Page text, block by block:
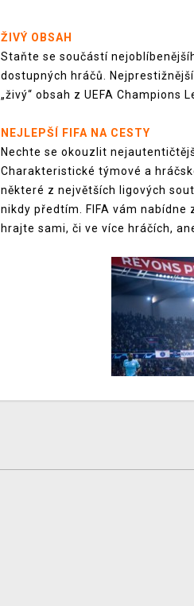
ŽIVÝ OBSAH
Staňte se součástí
dostupných hráčů.
„živý“ obsah z UEFA Champions
NEJLEPŠÍ FIFA NA CESTY
Nechte se okouzlit
Charakteristické týmové a
některé z největších ligových
nikdy předtím. FIFA vám
hrajte sami, či ve více hráčích,